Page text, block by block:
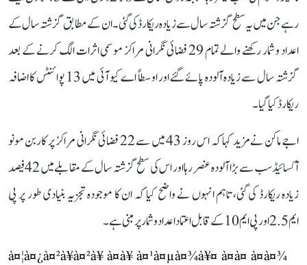
رہے جن میں یہ سطح گزشتہ سال سے زیادہ ریکارڈ کی گئی۔ ان کے مطابق گزشتہ سال کے
اعداد و شمار رکھنے والے تمام 29 فضائی نگرانی مراکز موسمی اثرات الگ کرنے کے بعد
گزشتہ سال سے زیادہ آلودہ پائے گئے اور اوسطاً اے کیو آئی میں 13 پوائنٹس کا اضافہ
ریکارڈ کیا گیا۔
اجے ماکن نے مزید کہا کہ اس روز 43 میں سے 22 فضائی نگرانی مراکز پر کاربن مونو
آکسائیڈ سب سے بڑا آلودہ عنصر رہا اور اس کی سطح گزشتہ سال کے مقابلے میں 42 فیصد
زیادہ ریکارڈ کی گئی، تاہم انہوں نے واضح کیا کہ ان کا موجودہ تجزیہ بنیادی طور پر پی
ایم 2.5 اور پی ایم 10 کے قابل اعتماد اعداد و شمار پر مبنی ہے۔
à¤¦à¤¿à¤²à¥à¤²à¥ à¤à¥ à¤¹à¤µà¤¾à¥¤ à¤à¤ à¤à¤¾